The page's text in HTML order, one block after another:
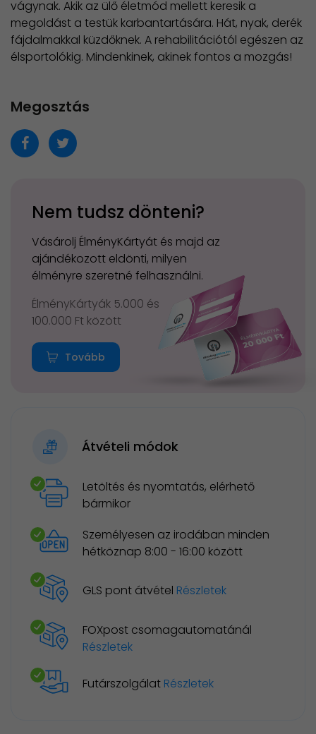
vágynak. Akik az ülő életmód mellett keresik a
megoldást a testük karbantartására. Hát, nyak, derék
fájdalmakkal küzdőknek. A rehabilitációtól egészen az
élsportolókig. Mindenkinek, akinek fontos a mozgás!
Megosztás
Nem tudsz dönteni?
Vásárolj ÉlményKártyát és majd az
ajándékozott eldönti, milyen
élményre szeretné felhasználni.
ÉlményKártyák 5.000 és
100.000 Ft között
Tovább
Átvételi módok
Letöltés és nyomtatás, elérhető
bármikor
Személyesen az irodában minden
hétköznap 8:00 - 16:00 között
GLS pont átvétel Részletek
FOXpost csomagautomatánál
Részletek
Futárszolgálat Részletek